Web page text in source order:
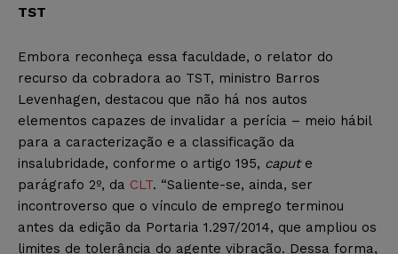
TST
Embora reconheça essa faculdade, o relator do
recurso da cobradora ao TST, ministro Barros
Levenhagen, destacou que não há nos autos
elementos capazes de invalidar a perícia – meio hábil
para a caracterização e a classificação da
insalubridade, conforme o artigo 195, capute
parágrafo 2º, da CLT. “Saliente-se, ainda, ser
incontroverso que o vínculo de emprego terminou
antes da edição da Portaria 1.297/2014, que ampliou os
limites de tolerância do agente vibração. Dessa forma,